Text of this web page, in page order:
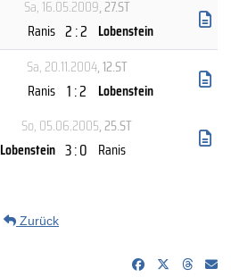
Sa, 16.05.2009, 27.ST
Ranis 2 : 2 Lobenstein
Sa, 20.11.2004, 12.ST
Ranis 1 : 2 Lobenstein
So, 05.06.2005, 25.ST
Lobenstein 3 : 0 Ranis
Zurück